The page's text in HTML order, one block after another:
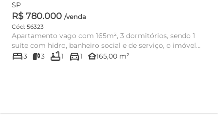
SP
R$ 780.000 /venda
Cód: 56323
Apartamento vago com 165m², 3 dormitórios, sendo 1
suíte com hidro, banheiro social e de serviço, o imóvel
oferece espa...
bed3 3 bathtub1 directions_car1 other_houses165,00 m²